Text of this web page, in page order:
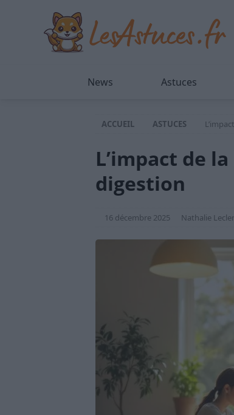
News Astuces
ACCUEIL ASTUCES
L’impact de
digestion
16 décembre 2025 Nathalie